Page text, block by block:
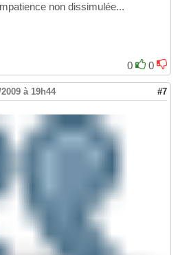
non dissimulée...
0
0
2009 à 19h44 #7